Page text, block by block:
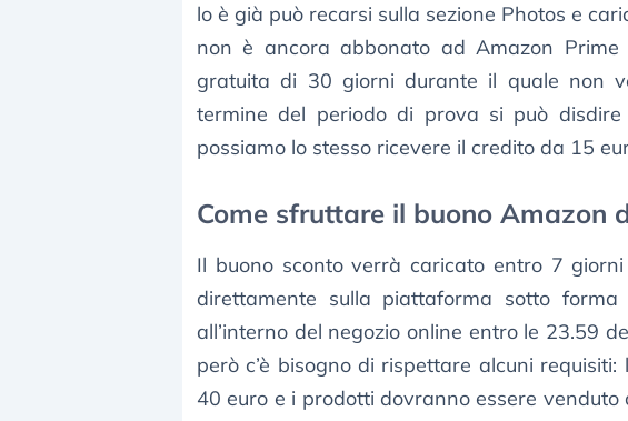
lo è già può recarsi sulla sezione Photos e
non è ancora abbonato ad Amazon
gratuita di 30 giorni durante il quale non
termine del periodo di prova si può disdire
possiamo lo stesso ricevere il credito da 15
Come sfruttare il buono Amazon
Il buono sconto verrà caricato entro 7
direttamente sulla piattaforma sotto
all’interno del negozio online entro le 23.59
però c’è bisogno di rispettare alcuni
40 euro e i prodotti dovranno essere